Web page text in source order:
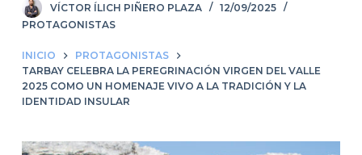
VÍCTOR ÍLICH PIÑERO PLAZA
12/09/2025
PROTAGONISTAS
INICIO
PROTAGONISTAS
TARBAY CELEBRA LA PEREGRINACIÓN VIRGEN DEL VALLE
2025 COMO UN HOMENAJE VIVO A LA TRADICIÓN Y LA
IDENTIDAD INSULAR